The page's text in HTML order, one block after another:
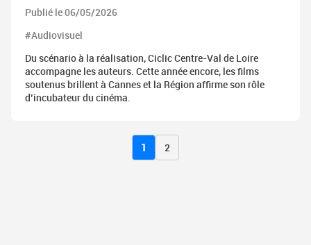
Publié le 06/05/2026
#Audiovisuel
Du scénario à la réalisation, Ciclic Centre-Val de Loire
accompagne les auteurs. Cette année encore, les films
soutenus brillent à Cannes et la Région affirme son rôle
d’incubateur du cinéma.
1 2